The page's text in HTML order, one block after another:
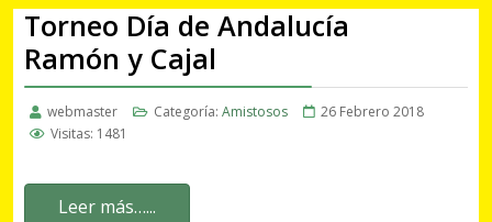
Torneo Día de Andalucía
Ramón y Cajal
webmaster Categoría: Amistosos
26 Febrero 2018
Visitas: 1481
Leer más…...